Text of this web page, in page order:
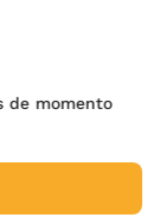
de momento